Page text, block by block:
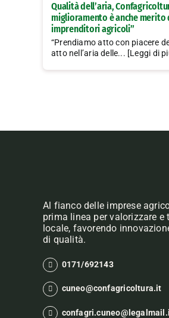
Qualità dell’aria,
miglioramento è anche merito
imprenditori agricoli”
“Prendiamo atto con piacere
atto nell’aria delle... [Leggi di
Al fianco delle imprese
prima linea per valorizzare e
locale, favorendo
di qualità.
0171/692143
cuneo@confagricoltura.it